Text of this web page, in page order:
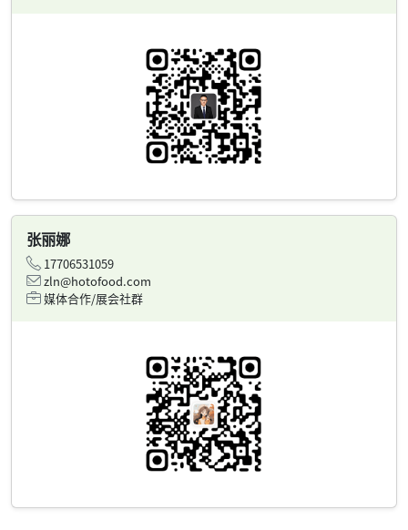
张丽娜
17706531059
zln@hotofood.com
媒体合作/展会社群